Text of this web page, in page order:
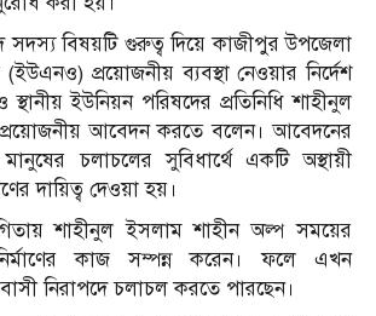
বিষয়টি গুরুত্ব দিয়ে কাজীপুর উপজেলা
(ইউএনও) প্রয়োজনীয় ব্যবস্থা নেওয়ার নির্দেশ
ইউনিয়ন পরিষদের প্রতিনিধি শাহীনুল
আবেদন করতে বলেন। আবেদনের
মানুষের চলাচলের সুবিধার্থে একটি অস্থায়ী
দায়িত্ব দেওয়া হয়।
শাহীনুল ইসলাম শাহীন অল্প সময়ের
কাজ সম্পন্ন করেন। ফলে এখন
নিরাপদে চলাচল করতে পারছেন।